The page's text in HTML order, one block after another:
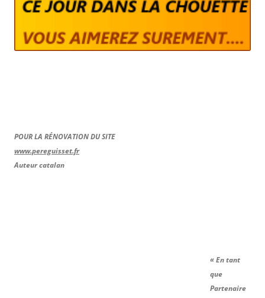
POUR LA RÉNOVATION DU SITE
www.pereguisset.fr
Auteur catalan
« En tant
que
Partenaire